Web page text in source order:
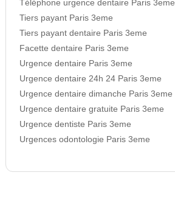
Téléphone urgence dentaire Paris 3eme
Tiers payant Paris 3eme
Tiers payant dentaire Paris 3eme
Facette dentaire Paris 3eme
Urgence dentaire Paris 3eme
Urgence dentaire 24h 24 Paris 3eme
Urgence dentaire dimanche Paris 3eme
Urgence dentaire gratuite Paris 3eme
Urgence dentiste Paris 3eme
Urgences odontologie Paris 3eme